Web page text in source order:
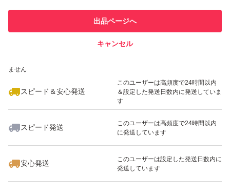
商品到着後は直射日光の当たらない涼しい場所で保管をお
での取引実績があります
ません
スピード＆安心発送
このユーザーは高頻度で24時間以内
＆設定した発送日数内に発送していま
す
スピード発送
このユーザーは高頻度で24時間以内
に発送しています
安心発送
このユーザーは設定した発送日数内に
発送しています
出品ページへ
キャンセル
いいね！
2,300